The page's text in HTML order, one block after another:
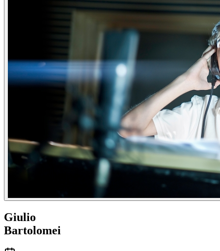
Giulio
Bartolomei